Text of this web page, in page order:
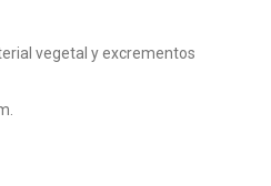
vegetal y excrementos